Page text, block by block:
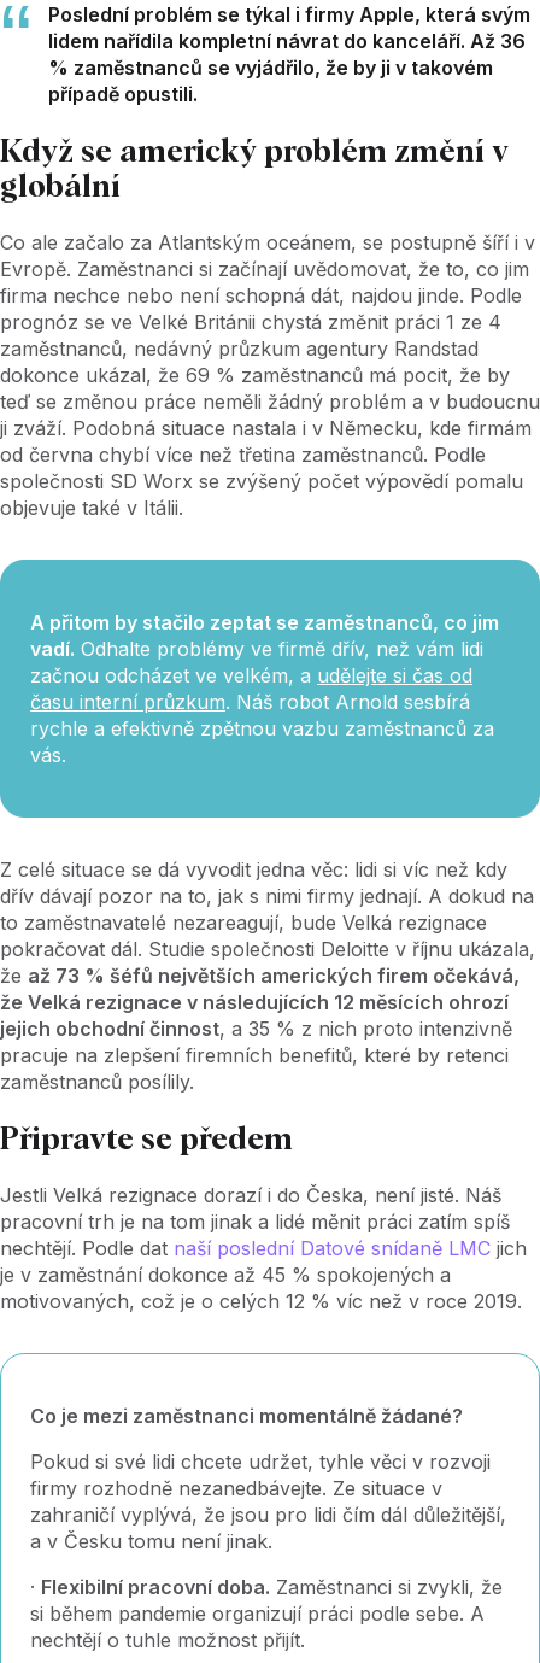
Poslední problém se týkal i firmy Apple, která svým
lidem nařídila kompletní návrat do kanceláří. Až 36
% zaměstnanců se vyjádřilo, že by ji v takovém
případě opustili.
Když se americký problém změní v
globální
Co ale začalo za Atlantským oceánem, se postupně šíří i v
Evropě. Zaměstnanci si začínají uvědomovat, že to, co jim
firma nechce nebo není schopná dát, najdou jinde. Podle
prognóz se ve Velké Británii chystá změnit práci 1 ze 4
zaměstnanců, nedávný průzkum agentury Randstad
dokonce ukázal, že 69 % zaměstnanců má pocit, že by
teď se změnou práce neměli žádný problém a v budoucnu
ji zváží. Podobná situace nastala i v Německu, kde firmám
od června chybí více než třetina zaměstnanců. Podle
společnosti ​​SD Worx se zvýšený počet výpovědí pomalu
objevuje také v Itálii.
A přitom by stačilo zeptat se zaměstnanců, co jim
vadí. Odhalte problémy ve firmě dřív, než vám lidi
začnou odcházet ve velkém, a udělejte si čas od
času interní průzkum. Náš robot Arnold sesbírá
rychle a efektivně zpětnou vazbu zaměstnanců za
vás.
Z celé situace se dá vyvodit jedna věc: lidi si víc než kdy
dřív dávají pozor na to, jak s nimi firmy jednají. A dokud na
to zaměstnavatelé nezareagují, bude Velká rezignace
pokračovat dál. Studie společnosti Deloitte v říjnu ukázala,
že až 73 % šéfů největších amerických firem očekává,
že Velká rezignace v následujících 12 měsících ohrozí
jejich obchodní činnost, a 35 % z nich proto intenzivně
pracuje na zlepšení firemních benefitů, které by retenci
zaměstnanců posílily.
Připravte se předem
Jestli Velká rezignace dorazí i do Česka, není jisté. Náš
pracovní trh je na tom jinak a lidé měnit práci zatím spíš
nechtějí. Podle dat naší poslední Datové snídaně LMC jich
je v zaměstnání dokonce až 45 % spokojených a
motivovaných, což je o celých 12 % víc než v roce 2019.
Co je mezi zaměstnanci momentálně žádané?
Pokud si své lidi chcete udržet, tyhle věci v rozvoji
firmy rozhodně nezanedbávejte. Ze situace v
zahraničí vyplývá, že jsou pro lidi čím dál důležitější,
a v Česku tomu není jinak.
· Flexibilní pracovní doba. Zaměstnanci si zvykli, že
si během pandemie organizují práci podle sebe. A
nechtějí o tuhle možnost přijít.